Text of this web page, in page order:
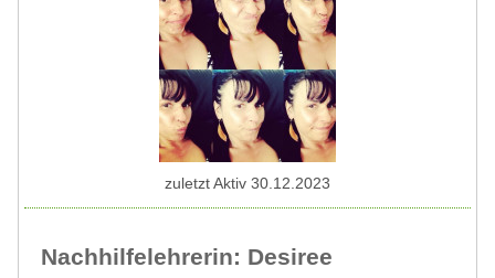
Nachhilfelehrerin: Desiree
zuletzt Aktiv 30.12.2023